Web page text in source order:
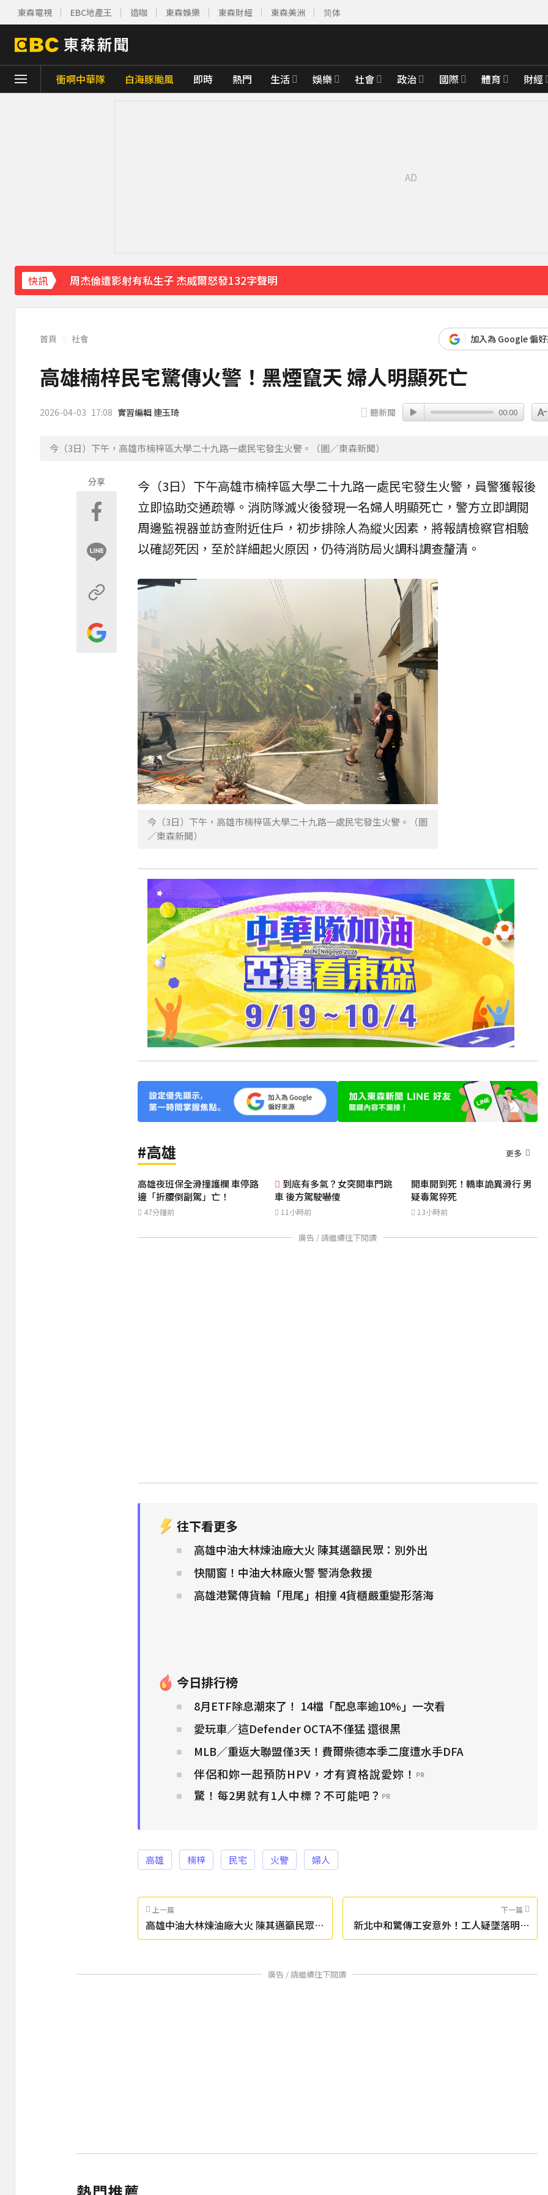
東森電視 EBC地產王 造咖 東森娛樂 東森財經 東森美洲 简体
衝啊中華隊 白海豚颱風 即時 熱門 生活 娛樂 社會 政治 國際 體育 財經
快訊
周杰倫遭影射有私生子 杰威爾怒發132字聲明
下載東森App，隨時掌握天下大小事！
創2月以來最大單日漲幅！黃金暴漲4.4%突破4253美元
首頁 社會 加入為 Google 偏
高雄楠梓民宅驚傳火警！黑煙竄天 婦人明顯死亡
2026-04-03 17:08 實習編輯 連玉琦 聽新聞 00:00
今（3日）下午，高雄市楠梓區大學二十九路一處民宅發生火警。（圖／東森新聞）
分享 今（3日）下午高雄市楠梓區大學二十九路一處民宅發生火警 ，員警獲報後
立即協助交通疏導。消防隊滅火後發現一名婦人明顯死亡，警方立即調閱
周邊監視器並訪查附近住戶，初步排除人為縱火因素，將報請檢察官相驗
以確認死因，至於詳細起火原因，仍待消防局火調科調查釐清。
今（3日）下午，高雄市楠梓區大學二十九路一處民宅發生火警。（圖
／東森新聞）
#高雄 更多
高雄夜班保全滑撞護欄 車停路
邊「折腰倒副駕」亡！
47分鐘前
到底有多氣？女突開車門跳
車 後方駕駛嚇傻
11小時前
開車開到死！轎車詭異滑行 男
疑毒駕猝死
13小時前
廣告 / 請繼續往下閱讀
往下看更多
高雄中油大林煉油廠大火 陳其邁籲民眾：別外出
快關窗！中油大林廠火警 警消急救援
高雄港驚傳貨輪「甩尾」相撞 4貨櫃嚴重變形落海
今日排行榜
8月ETF除息潮來了！ 14檔「配息率逾10%」一次看
愛玩車／這Defender OCTA不僅猛 還很黑
MLB／重返大聯盟僅3天！費爾柴德本季二度遭水手DFA
伴侶和妳一起預防HPV，才有資格說愛妳！ PR
驚！每2男就有1人中標？不可能吧？ PR
高雄 楠梓 民宅 火警 婦人
上一篇
高雄中油大林煉油廠大火 陳其邁籲民眾：
別外出
下一篇
新北中和驚傳工安意外！工人疑墜落明顯
死亡
廣告 / 請繼續往下閱讀